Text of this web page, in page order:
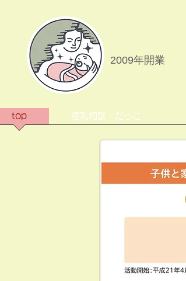
2009年開業
top 授乳相談・だっこ